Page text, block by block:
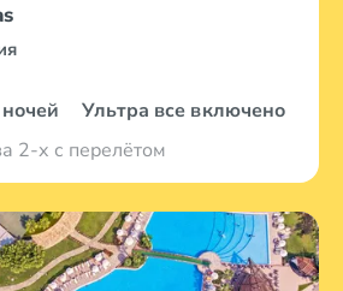
Ультра все включено
2-х с перелётом